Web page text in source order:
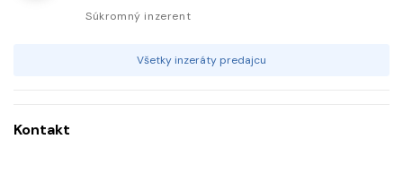
Súkromný inzerent
Všetky inzeráty predajcu
Kontakt